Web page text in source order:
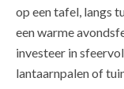
op een tafel, langs
een warme
investeer in
lantaarnpalen of